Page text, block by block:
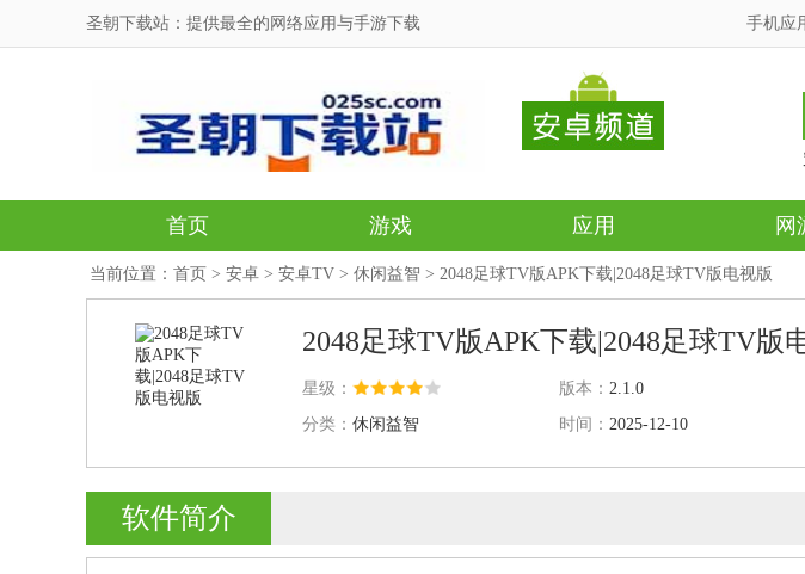
圣朝下载站：提供最全的网络应用与手游下载 手机应
首页 游戏 应用 网
当前位置： 首页 > 安卓 > 安卓TV > 休闲益智 > 2048足球TV版APK下载|2048足球TV版电视版
2048足球TV版APK下载|2048足球TV版
星级： 版本： 2.1.0
分类： 休闲益智 时间： 2025-12-10
软件简介